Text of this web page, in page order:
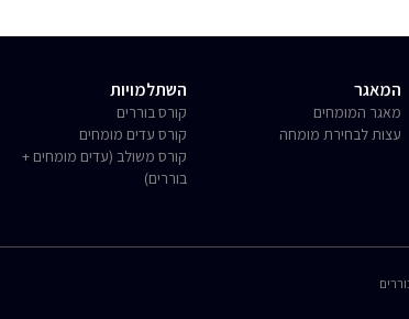
המאגר
מאגר המומחים
עצות לבחירת מומחה
השתלמויות
קורס בוררים
קורס עדים מומחים
קורס משולב (עדים מומחים +
בוררים)